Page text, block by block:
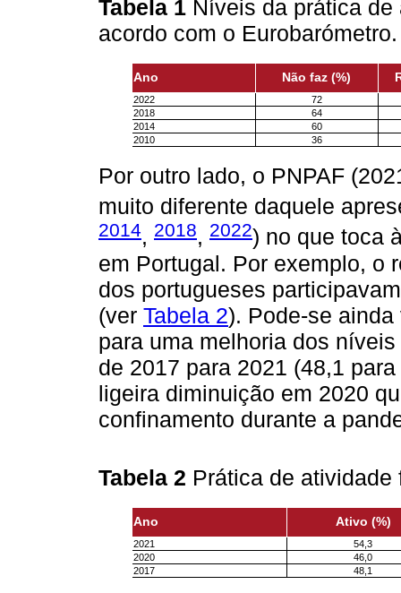
Tabela 1 Níveis da prática
acordo com o
Ano Não faz (%)
2022
72
2018
64
2014
60
2010
36
Por outro lado, o PNPAF
muito diferente daquele
2014, 2018, 2022) no que toca
em Portugal. Por exemplo, o
dos portugueses
(ver Tabela 2). Pode-se
para uma melhoria dos
de 2017 para 2021 (48,1
ligeira diminuição em 2020
confinamento durante a
Tabela 2 Prática de
Ano Ativo (%)
2021
54,3
2020
46,0
2017
48,1